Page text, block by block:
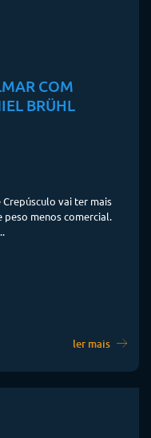
COM
BRÜHL
vai ter mais
menos comercial.
ler mais